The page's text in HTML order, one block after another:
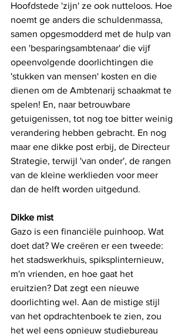
Hoofdstede 'zijn' ze ook nutteloos. Hoe
noemt ge anders die schuldenmassa,
samen opgesmodderd met de hulp van
een 'besparingsambtenaar' die vijf
opeenvolgende doorlichtingen die
'stukken van mensen' kosten en die
dienen om de Ambtenarij schaakmat te
spelen! En, naar betrouwbare
getuigenissen, tot nog toe bitter weinig
verandering hebben gebracht. En nog
maar ene dikke post erbij, de Directeur
Strategie, terwijl 'van onder', de rangen
van de kleine werklieden voor meer
dan de helft worden uitgedund.
Dikke mist
Gazo is een financiële puinhoop. Wat
doet dat? We creëren er een tweede:
het stadswerkhuis, spiksplinternieuw,
m'n vrienden, en hoe gaat het
eruitzien? Dat zegt een nieuwe
doorlichting wel. Aan de mistige stijl
van het opdrachtenboek te zien, zou
het wel eens opnieuw studiebureau